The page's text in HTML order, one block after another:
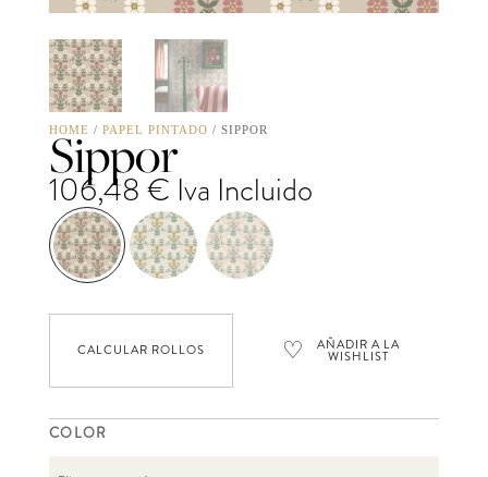
HOME / PAPEL PINTADO / SIPPOR
Sippor
106,48 € Iva Incluido
CALCULAR ROLLOS ♡ AÑADIR A LA
WISHLIST
COLOR